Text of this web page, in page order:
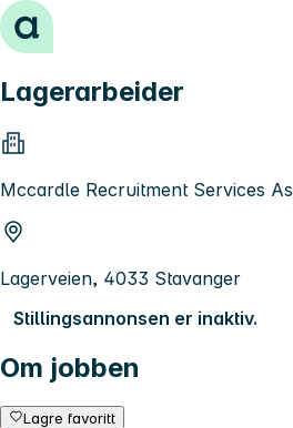
Hopp til innhold
Lagerarbeider
Mccardle Recruitment Services As
Lagerveien, 4033 Stavanger
Stillingsannonsen er inaktiv.
Om jobben
Lagre favoritt